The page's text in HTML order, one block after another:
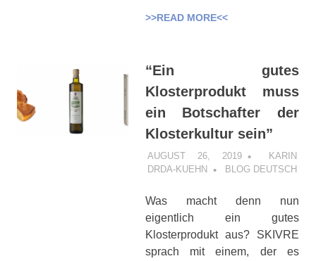
>>READ MORE<<
“Ein gutes
Klosterprodukt muss
ein Botschafter der
Klosterkultur sein”
AUGUST 26, 2019
KARIN
DRDA-KUEHN
BLOG DEUTSCH
Was macht denn nun
eigentlich ein gutes
Klosterprodukt aus? SKIVRE
sprach mit einem, der es